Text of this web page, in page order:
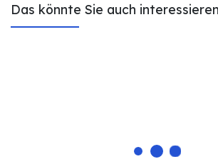
Das könnte Sie auch interessieren